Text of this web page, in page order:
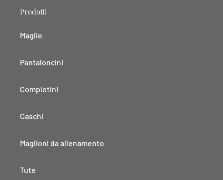
Prodotti
Maglie
Pantaloncini
Completini
Caschi
Maglioni da allenamento
Tute